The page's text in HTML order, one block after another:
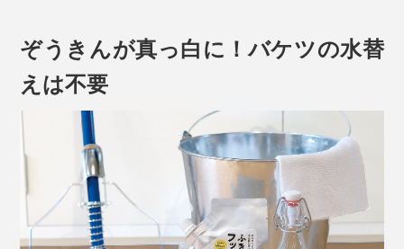
ぞうきんが真っ白に！バケツの水替
えは不要